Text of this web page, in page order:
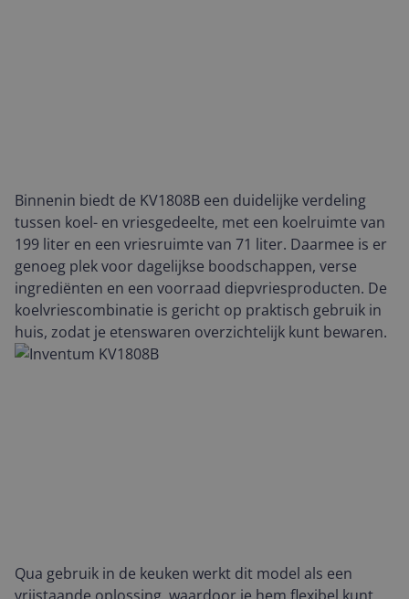
Binnenin biedt de KV1808B een duidelijke verdeling
tussen koel- en vriesgedeelte, met een koelruimte van
199 liter en een vriesruimte van 71 liter. Daarmee is er
genoeg plek voor dagelijkse boodschappen, verse
ingrediënten en een voorraad diepvriesproducten. De
koelvriescombinatie is gericht op praktisch gebruik in
huis, zodat je etenswaren overzichtelijk kunt bewaren.
Qua gebruik in de keuken werkt dit model als een